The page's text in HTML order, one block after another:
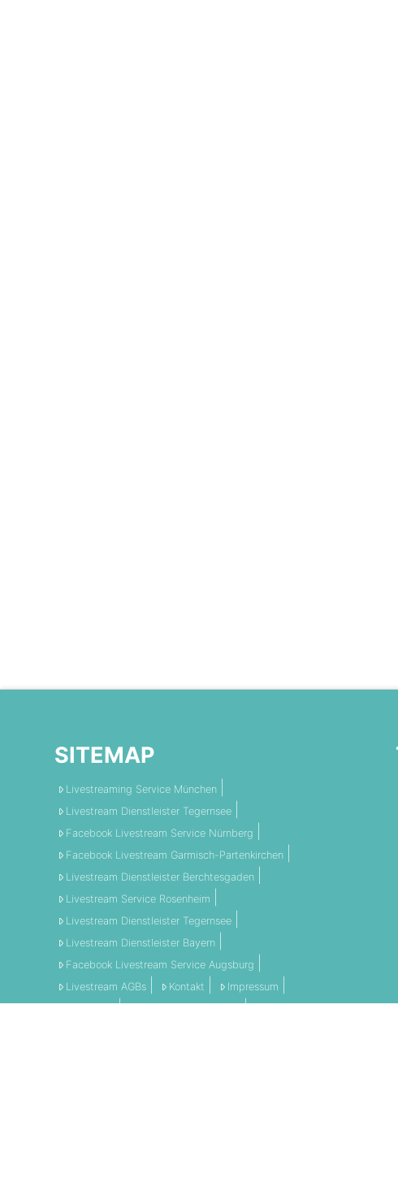
SITEMAP
Livestreaming Service München
Livestream Dienstleister Tegernsee
Facebook Livestream Service Nürnberg
Facebook Livestream Garmisch-Partenkirchen
Livestream Dienstleister Berchtesgaden
Livestream Service Rosenheim
Livestream Dienstleister Tegernsee
Livestream Dienstleister Bayern
Facebook Livestream Service Augsburg
Livestream AGBs
Kontakt
Impressum